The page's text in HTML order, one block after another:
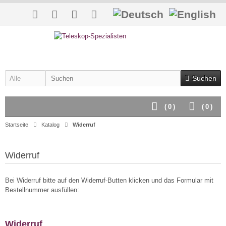
Suchen
( 0 )
( 0 )
Startseite Katalog Widerruf
Widerruf
Bei Widerruf bitte auf den Widerruf-Butten klicken und das Formular mit
Bestellnummer ausfüllen:
Widerruf